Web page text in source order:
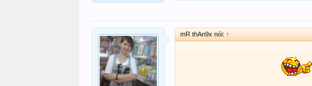
mR thAn9x nói: ↑